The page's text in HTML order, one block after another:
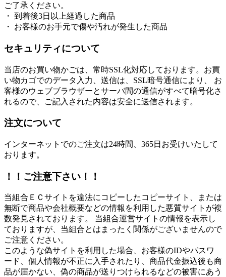
ご了承ください。
・ 到着後3日以上経過した商品
・ お客様のお手元で傷や汚れが発生した商品
セキュリティについて
当店のお買い物かごは、常時SSL化対応しております。お買
い物カゴでのデータ入力、送信は、SSL暗号通信により、 お
客様のウェブブラウザーとサーバ間の通信がすべて暗号化さ
れるので、ご記入された内容は安全に送信されます。
注文について
インターネットでのご注文は24時間、365日お受けいたして
おります。
！！ご注意下さい！！
当組合ＥＣサイトを違法にコピーしたコピーサイト、または
無断で商品や会社概要などの情報を利用した悪質サイトが複
数発見されております。 当組合運営サイトの情報を表示し
ておりますが、当組合とはまったく関係がございませんので
ご注意ください。
このような偽サイトを利用した場合、お客様のIDやパスワ
ード、個人情報が不正に入手されたり、商品代金振込後も商
品が届かない、偽の商品が送りつけられるなどの被害にあう